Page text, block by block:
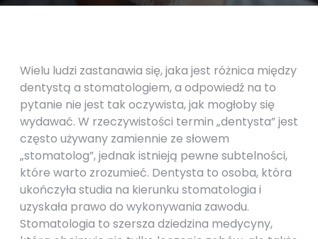
Wielu ludzi zastanawia się, jaka jest różnica między
dentystą a stomatologiem, a odpowiedź na to
pytanie nie jest tak oczywista, jak mogłoby się
wydawać. W rzeczywistości termin „dentysta” jest
często używany zamiennie ze słowem
„stomatolog”, jednak istnieją pewne subtelności,
które warto zrozumieć. Dentysta to osoba, która
ukończyła studia na kierunku stomatologia i
uzyskała prawo do wykonywania zawodu.
Stomatologia to szersza dziedzina medycyny,